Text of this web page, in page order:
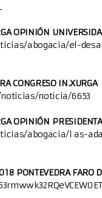
OPINIÓN
abogacia/el-
CONGRESO IN.XURGA
noticia/6653
OPINIÓN
abogacia/l as-
PONTEVEDRA FARO